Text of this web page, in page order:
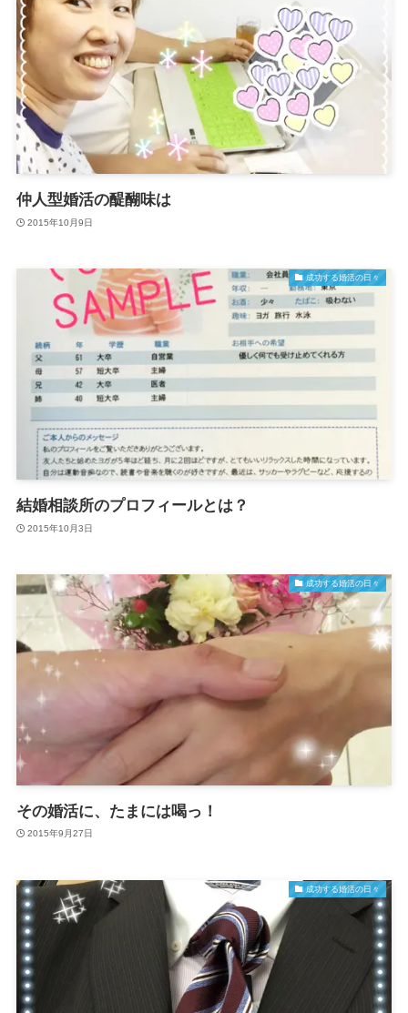
仲人型婚活の醍醐味は
2015年10月9日
成功する婚活の日々
結婚相談所のプロフィールとは？
2015年10月3日
成功する婚活の日々
その婚活に、たまには喝っ！
2015年9月27日
成功する婚活の日々